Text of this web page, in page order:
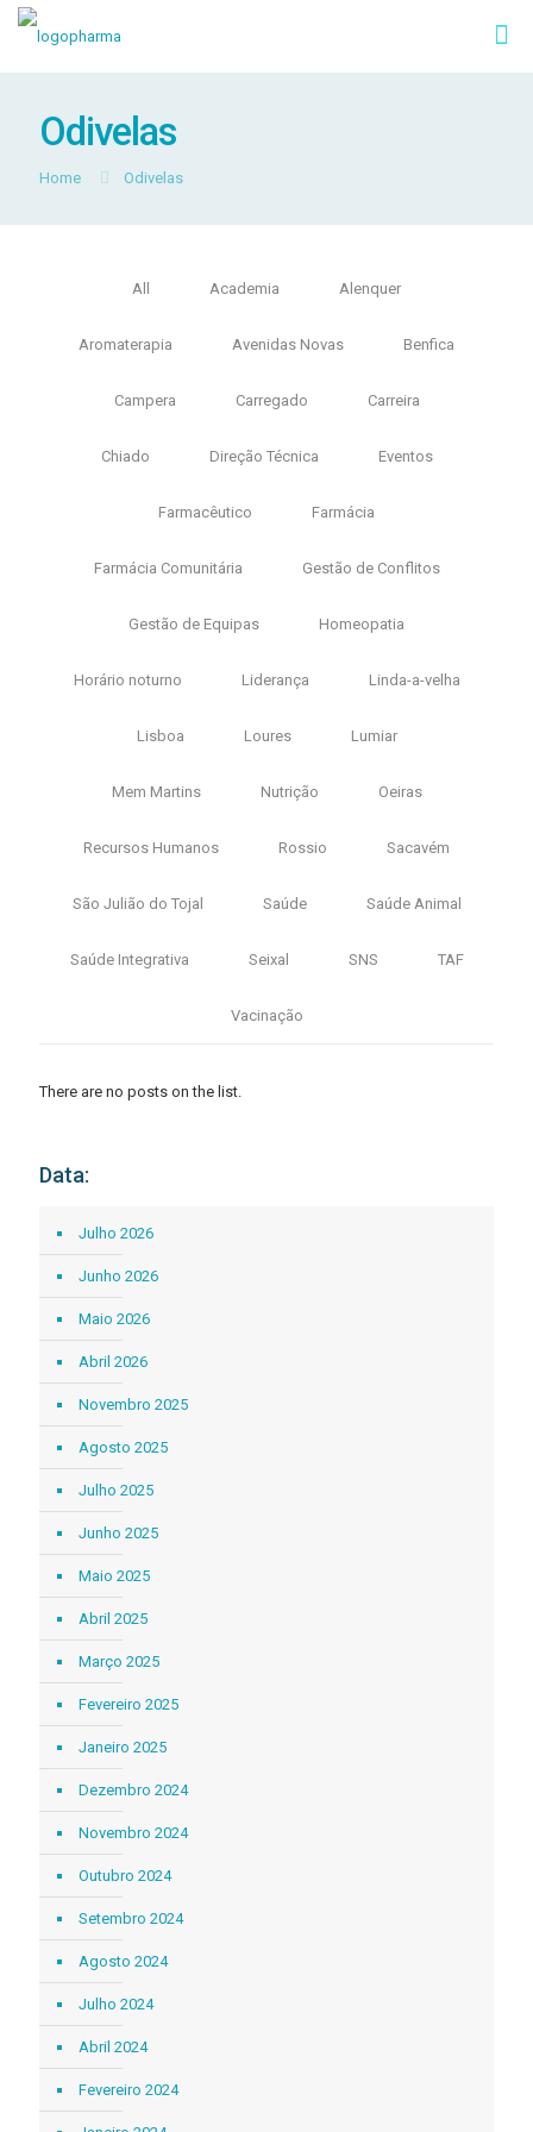
Odivelas
Home Odivelas
All Academia Alenquer
Aromaterapia Avenidas Novas Benfica
Campera Carregado Carreira
Chiado Direção Técnica Eventos
Farmacêutico Farmácia
Farmácia Comunitária Gestão de Conflitos
Gestão de Equipas Homeopatia
Horário noturno Liderança Linda-a-velha
Lisboa Loures Lumiar
Mem Martins Nutrição Oeiras
Recursos Humanos Rossio Sacavém
São Julião do Tojal Saúde Saúde Animal
Saúde Integrativa Seixal SNS TAF
Vacinação
There are no posts on the list.
Data:
Julho 2026
Junho 2026
Maio 2026
Abril 2026
Novembro 2025
Agosto 2025
Julho 2025
Junho 2025
Maio 2025
Abril 2025
Março 2025
Fevereiro 2025
Janeiro 2025
Dezembro 2024
Novembro 2024
Outubro 2024
Setembro 2024
Agosto 2024
Julho 2024
Abril 2024
Fevereiro 2024